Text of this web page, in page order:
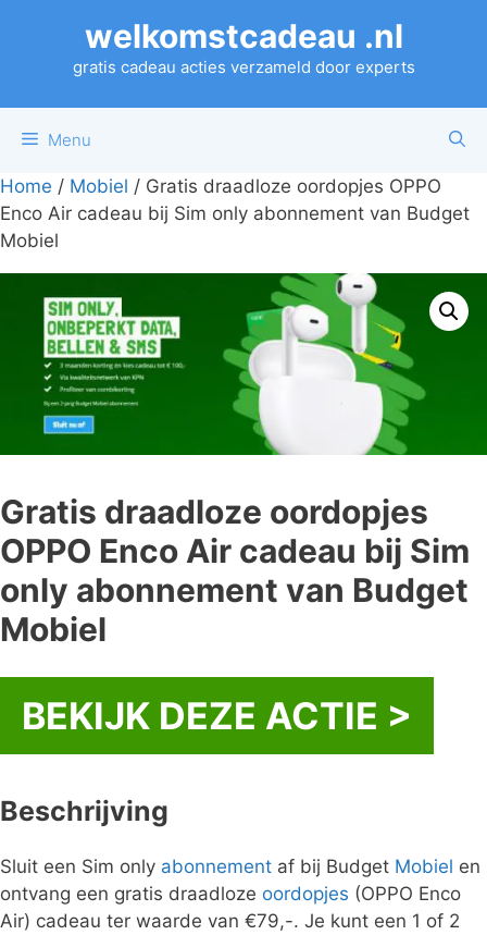
welkomstcadeau .nl
gratis cadeau acties verzameld door experts
Menu
Home / Mobiel / Gratis draadloze oordopjes OPPO
Enco Air cadeau bij Sim only abonnement van Budget
Mobiel
Gratis draadloze oordopjes
OPPO Enco Air cadeau bij Sim
only abonnement van Budget
Mobiel
BEKIJK DEZE ACTIE >
Beschrijving
Sluit een Sim only abonnement af bij Budget Mobiel en
ontvang een gratis draadloze oordopjes (OPPO Enco
Air) cadeau ter waarde van €79,-. Je kunt een 1 of 2